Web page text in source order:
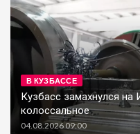
В КУЗБАССЕ
Кузбасс замахнулся на
колоссальное
04.08.2026 09:00